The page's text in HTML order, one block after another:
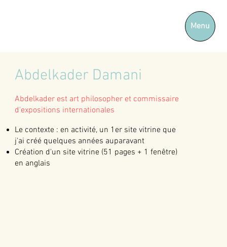
Menu
Abdelkader Damani
Abdelkader est art philosopher et commissaire
d'expositions internationales
Le contexte : en activité, un 1er site vitrine que
j'ai créé quelques années auparavant
Création d'un site vitrine (51 pages + 1 fenêtre)
en anglais